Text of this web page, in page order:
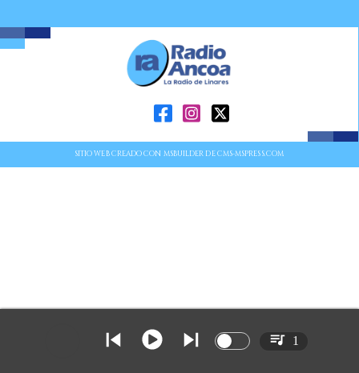
SITIO WEB CREADO CON MSBUILDER DE CMS-MSPRESS.COM
1